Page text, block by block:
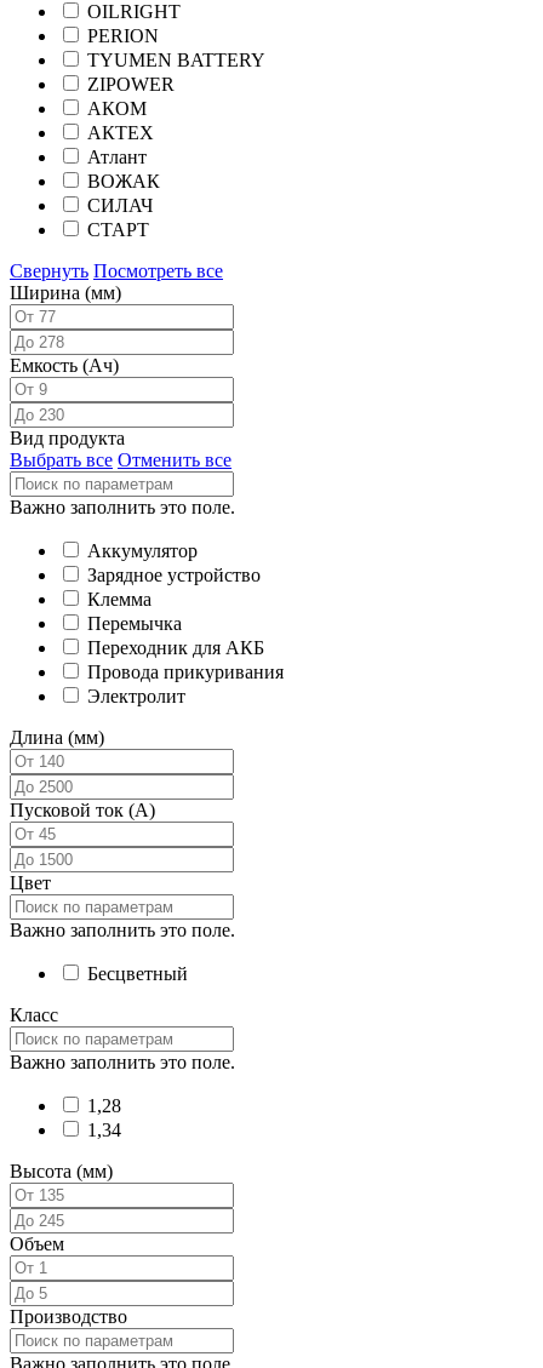
OILRIGHT
PERION
TYUMEN BATTERY
ZIPOWER
АКОМ
АКТЕХ
Атлант
ВОЖАК
СИЛАЧ
СТАРТ
Свернуть Посмотреть все
Ширина (мм)
Емкость (Ач)
Вид продукта
Выбрать все Отменить все
Важно заполнить это поле.
Аккумулятор
Зарядное устройство
Клемма
Перемычка
Переходник для АКБ
Провода прикуривания
Электролит
Длина (мм)
Пусковой ток (А)
Цвет
Важно заполнить это поле.
Бесцветный
Класс
Важно заполнить это поле.
1,28
1,34
Высота (мм)
Объем
Производство
Важно заполнить это поле.